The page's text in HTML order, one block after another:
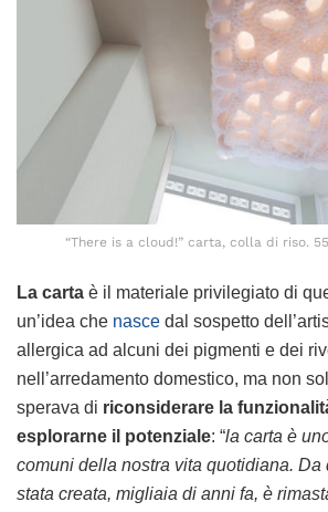
“There is a cloud!” carta, colla di riso.
La carta è il materiale privilegiato di
un’idea che nasce dal sospetto
allergica ad alcuni dei pigmenti e dei
nell’arredamento domestico, ma non
sperava di riconsiderare la
esplorarne il potenziale: “la carta è
comuni della nostra vita quotidiana. Da
stata creata, migliaia di anni fa, è